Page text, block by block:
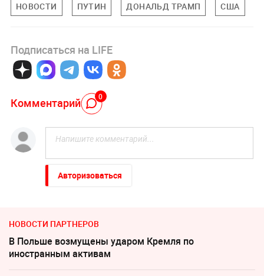
НОВОСТИ ПУТИН ДОНАЛЬД ТРАМП США
Подписаться на LIFE
Комментарий 0
Авторизоваться
НОВОСТИ ПАРТНЕРОВ
В Польше возмущены ударом Кремля по
иностранным активам